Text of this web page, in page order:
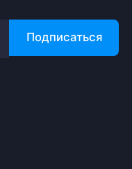
Подписаться